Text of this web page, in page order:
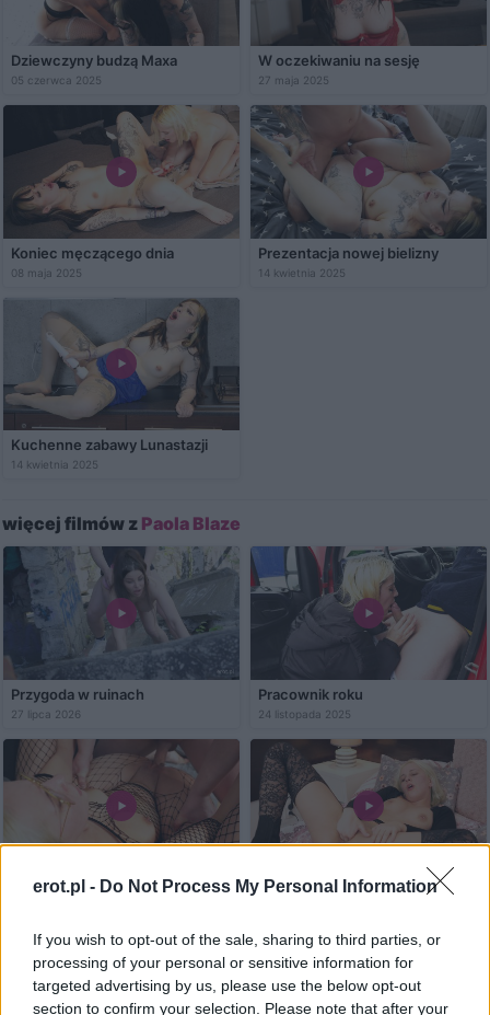
erot.pl - Do Not Process My Personal Information
If you wish to opt-out of the sale, sharing to third parties, or
processing of your personal or sensitive information for
targeted advertising by us, please use the below opt-out
section to confirm your selection. Please note that after your
Dziewczyny budzą Maxa
05 czerwca 2025
W oczekiwaniu na sesję
27 maja 2025
Koniec męczącego dnia
08 maja 2025
Prezentacja nowej bielizny
14 kwietnia 2025
Kuchenne zabawy Lunastazji
14 kwietnia 2025
więcej filmów z Paola Blaze
Przygoda w ruinach
27 lipca 2026
Pracownik roku
24 listopada 2025
Kochankowie Lubię być podglądana